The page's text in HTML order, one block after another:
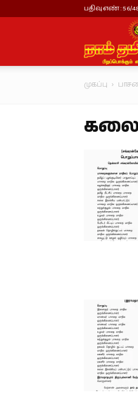
பதிவு எண் : 56/
முகப்பு
கலை